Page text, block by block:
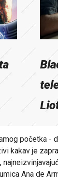
početka -
kakav je
Ana de